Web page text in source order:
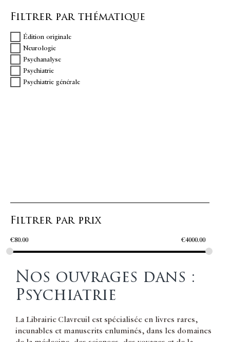
Filtrer par thématique
Édition originale
Neurologie
Psychanalyse
Psychiatrie
Psychiatrie générale
Filtrer par prix
€80.00 €4000.00
Nos ouvrages dans :
Psychiatrie
La Librairie Clavreuil est spécialisée en livres rares,
incunables et manuscrits enluminés, dans les domaines